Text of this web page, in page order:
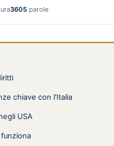
3605 parole
chiave con l'Italia
USA